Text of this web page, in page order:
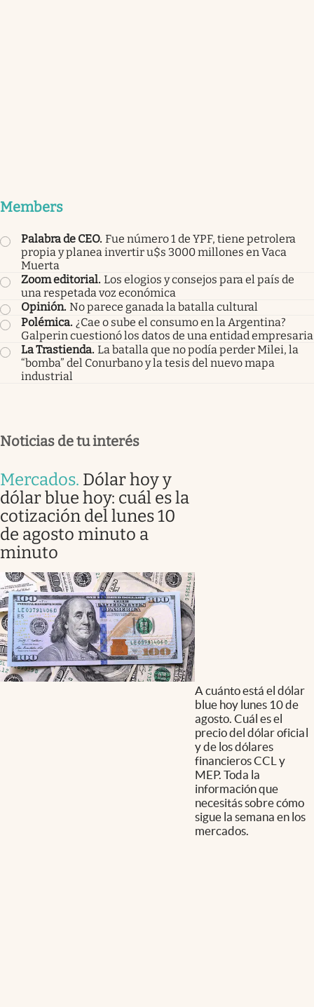
Members
Palabra de CEO. Fue número 1 de YPF, tiene petrolera
propia y planea invertir u$s 3000 millones en Vaca
Muerta
Zoom editorial. Los elogios y consejos para el país de
una respetada voz económica
Opinión. No parece ganada la batalla cultural
Polémica. ¿Cae o sube el consumo en la Argentina?
Galperin cuestionó los datos de una entidad empresaria
La Trastienda. La batalla que no podía perder Milei, la
“bomba” del Conurbano y la tesis del nuevo mapa
industrial
Noticias de tu interés
Mercados. Dólar hoy y
dólar blue hoy: cuál es la
cotización del lunes 10
de agosto minuto a
minuto
A cuánto está el dólar
blue hoy lunes 10 de
agosto. Cuál es el
precio del dólar oficial
y de los dólares
financieros CCL y
MEP. Toda la
información que
necesitás sobre cómo
sigue la semana en los
mercados.